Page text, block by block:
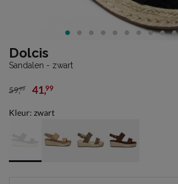
Dolcis
Sandalen - zwart
van € 59,99 voor € 41,99
59,99 41,99
Kleur: zwart